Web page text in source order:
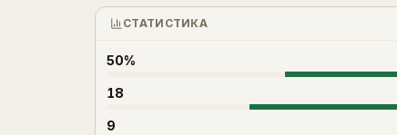
СТАТИСТИКА
50%
18
9